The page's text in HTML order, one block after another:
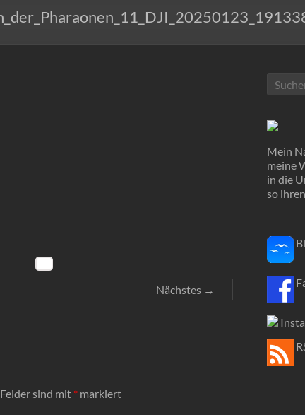
Nächstes →
sind mit * markiert
Mein
meine
in die
so